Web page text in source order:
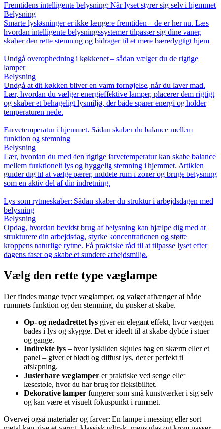
Fremtidens intelligente belysning: Når lyset styrer sig selv i hjemmet
Belysning
Smarte lysløsninger er ikke længere fremtiden – de er her nu. Læs
hvordan intelligente belysningssystemer tilpasser sig dine vaner,
skaber den rette stemning og bidrager til et mere bæredygtigt hjem.
Undgå overophedning i køkkenet – sådan vælger du de rigtige
lamper
Belysning
Undgå at dit køkken bliver en varm fornøjelse, når du laver mad.
Lær, hvordan du vælger energieffektive lamper, placerer dem rigtigt
og skaber et behageligt lysmiljø, der både sparer energi og holder
temperaturen nede.
Farvetemperatur i hjemmet: Sådan skaber du balance mellem
funktion og stemning
Belysning
Lær, hvordan du med den rigtige farvetemperatur kan skabe balance
mellem funktionelt lys og hyggelig stemning i hjemmet. Artiklen
guider dig til at vælge pærer, inddele rum i zoner og bruge belysning
som en aktiv del af din indretning.
Lys som rytmeskaber: Sådan skaber du struktur i arbejdsdagen med
belysning
Belysning
Opdag, hvordan bevidst brug af belysning kan hjælpe dig med at
strukturere din arbejdsdag, styrke koncentrationen og støtte
kroppens naturlige rytme. Få praktiske råd til at tilpasse lyset efter
dagens faser og skabe et sundere arbejdsmiljø.
Vælg den rette type væglampe
Der findes mange typer væglamper, og valget afhænger af både
rummets funktion og den stemning, du ønsker at skabe.
Op- og nedadrettet lys giver en elegant effekt, hvor væggen
bades i lys og skygge. Det er ideelt til at skabe dybde i stuer
og gange.
Indirekte lys – hvor lyskilden skjules bag en skærm eller et
panel – giver et blødt og diffust lys, der er perfekt til
afslapning.
Justerbare væglamper er praktiske ved senge eller
læsestole, hvor du har brug for fleksibilitet.
Dekorative lamper fungerer som små kunstværker i sig selv
og kan være et visuelt fokuspunkt i rummet.
Overvej også materialer og farver: En lampe i messing eller sort